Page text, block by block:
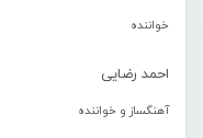
خواننده
احمد رضایی
آهنگساز و خواننده